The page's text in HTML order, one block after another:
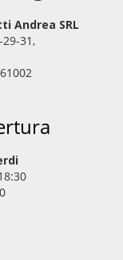
Andrea SRL
31,